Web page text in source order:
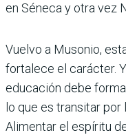
en Séneca y otra vez
Vuelvo a Musonio,
fortalece el carácter.
educación debe
lo que es transitar por
Alimentar el espíritu